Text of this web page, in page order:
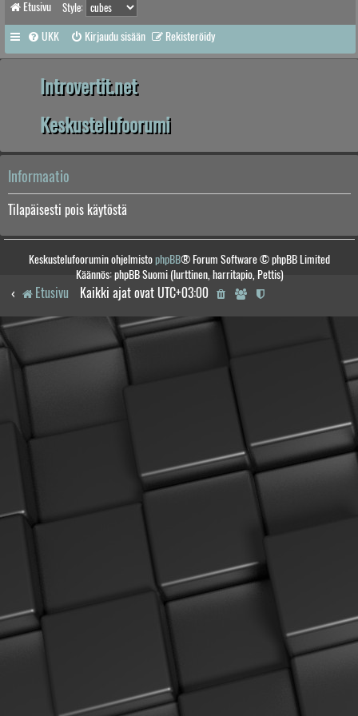
Etusivu Style:
UKK Kirjaudu sisään Rekisteröidy
Introvertit.net
Keskustelufoorumi
Informaatio
Tilapäisesti pois käytöstä
Keskustelufoorumin ohjelmistophpBB® Forum Software © phpBB Limited
Käännös: phpBB Suomi (lurttinen, harritapio, Pettis)
Etusivu Kaikki ajat ovat UTC+03:00